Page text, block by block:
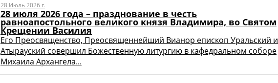
28 Июль 2026 г.
28 июля 2026 года – празднование в честь
равноапостольного великого князя Владимира, во Святом
Крещении Василия
Его Преосвященство, Преосвященнейший Вианор епископ Уральский и
Атырауский совершил Божественную литургию в кафедральном соборе
Михаила Архангела...